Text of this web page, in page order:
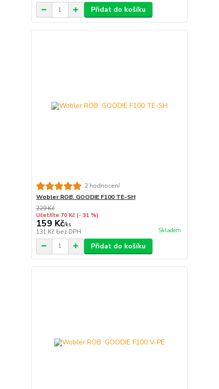
Přidat do košíku
2 hodnocení
Wobler ROB. GOODIE F100 TE-SH
229 Kč
Ušetříte 70 Kč (- 31 %)
159 Kč/ks
131 Kč bez DPH Skladem
Přidat do košíku